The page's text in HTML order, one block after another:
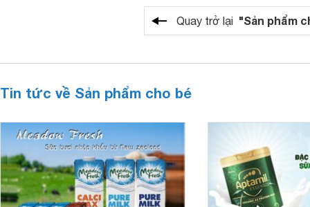
Quay trở lại "Sản phẩm
Tin tức về Sản phẩm cho bé